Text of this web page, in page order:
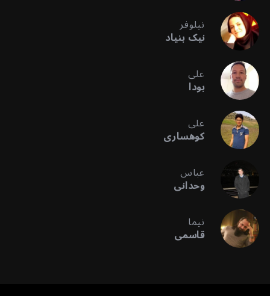
نیلوفر
نیک بنیاد
علی
بودا
علی
کوهساری
عباس
وحدانی
نیما
قاسمی